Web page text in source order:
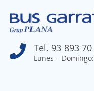
 Tel. 93 893
Lunes –